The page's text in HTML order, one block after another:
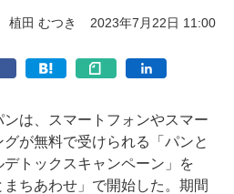
植田 むつき 2023年7月22日 11:00
は、スマートフォンやスマー
グが無料で受けられる「パンと
トックスキャンペーン」を
まちあわせ」で開始した。期間